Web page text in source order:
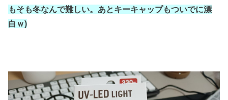
もそも冬なんで難しい。あとキーキャップもついでに漂
白ｗ)